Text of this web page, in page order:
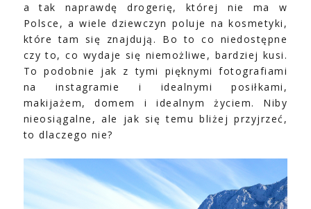
a tak naprawdę drogerię, której nie ma w
Polsce, a wiele dziewczyn poluje na kosmetyki,
które tam się znajdują. Bo to co niedostępne
czy to, co wydaje się niemożliwe, bardziej kusi.
To podobnie jak z tymi pięknymi fotografiami
na instagramie i idealnymi posiłkami,
makijażem, domem i idealnym życiem. Niby
nieosiągalne, ale jak się temu bliżej przyjrzeć,
to dlaczego nie?